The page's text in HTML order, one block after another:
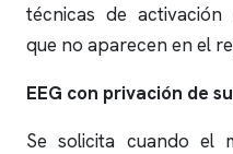
técnicas de
que no aparecen en el
EEG con privación de
Se solicita cuando el